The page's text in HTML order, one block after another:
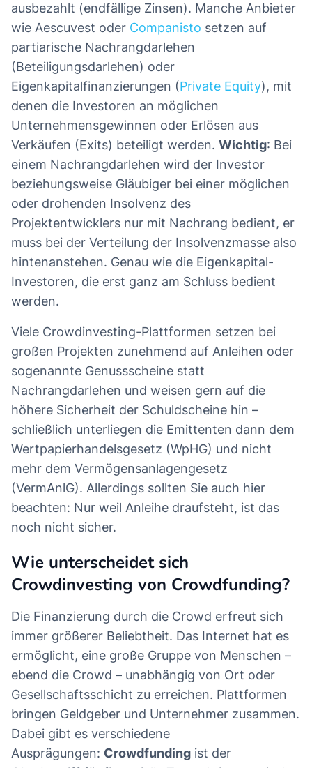
ausbezahlt (endfällige Zinsen). Manche Anbieter
wie Aescuvest oder Companisto setzen auf
partiarische Nachrangdarlehen
(Beteiligungsdarlehen) oder
Eigenkapitalfinanzierungen (Private Equity), mit
denen die Investoren an möglichen
Unternehmensgewinnen oder Erlösen aus
Verkäufen (Exits) beteiligt werden. Wichtig: Bei
einem Nachrangdarlehen wird der Investor
beziehungsweise Gläubiger bei einer möglichen
oder drohenden Insolvenz des
Projektentwicklers nur mit Nachrang bedient, er
muss bei der Verteilung der Insolvenzmasse also
hintenanstehen. Genau wie die Eigenkapital-
Investoren, die erst ganz am Schluss bedient
werden.
Viele Crowdinvesting-Plattformen setzen bei
großen Projekten zunehmend auf Anleihen oder
sogenannte Genussscheine statt
Nachrangdarlehen und weisen gern auf die
höhere Sicherheit der Schuldscheine hin –
schließlich unterliegen die Emittenten dann dem
Wertpapierhandelsgesetz (WpHG) und nicht
mehr dem Vermögensanlagengesetz
(VermAnlG). Allerdings sollten Sie auch hier
beachten: Nur weil Anleihe draufsteht, ist das
noch nicht sicher.
Wie unterscheidet sich
Crowdinvesting von Crowdfunding?
Die Finanzierung durch die Crowd erfreut sich
immer größerer Beliebtheit. Das Internet hat es
ermöglicht, eine große Gruppe von Menschen –
ebend die Crowd – unabhängig von Ort oder
Gesellschaftsschicht zu erreichen. Plattformen
bringen Geldgeber und Unternehmer zusammen.
Dabei gibt es verschiedene
Ausprägungen: Crowdfunding ist der